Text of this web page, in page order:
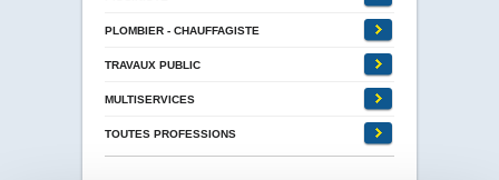
PLOMBIER - CHAUFFAGISTE
TRAVAUX PUBLIC
MULTISERVICES
TOUTES PROFESSIONS